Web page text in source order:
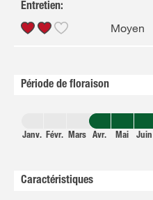
Entretien:
Moyen
Période de floraison
Janv. Févr. Mars Avr. Mai Juin
Caractéristiques